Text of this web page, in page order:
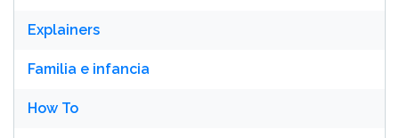
Explainers
Familia e infancia
How To